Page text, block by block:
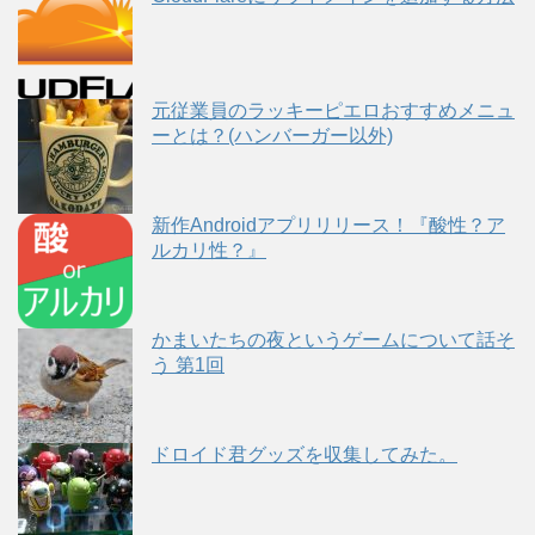
元従業員のラッキーピエロおすすめメニュ
ーとは？(ハンバーガー以外)
新作Androidアプリリリース！『酸性？ア
ルカリ性？』
かまいたちの夜というゲームについて話そ
う 第1回
ドロイド君グッズを収集してみた。